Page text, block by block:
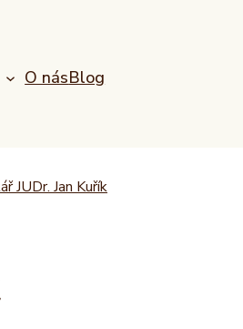
O násBlog
JUDr. Jan Kuřík